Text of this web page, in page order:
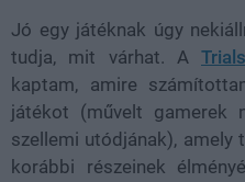
Jó egy játéknak úgy
tudja, mit várhat. A
kaptam, amire
játékot (művelt gamerek
szellemi utódjának),
korábbi részeinek